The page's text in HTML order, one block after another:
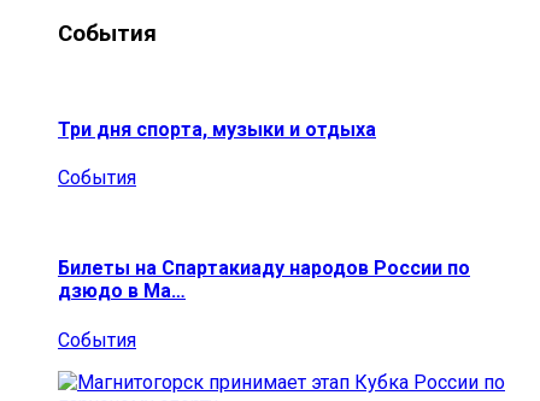
События
Три дня спорта, музыки и отдыха
События
Билеты на Спартакиаду народов России по
дзюдо в Ма…
События